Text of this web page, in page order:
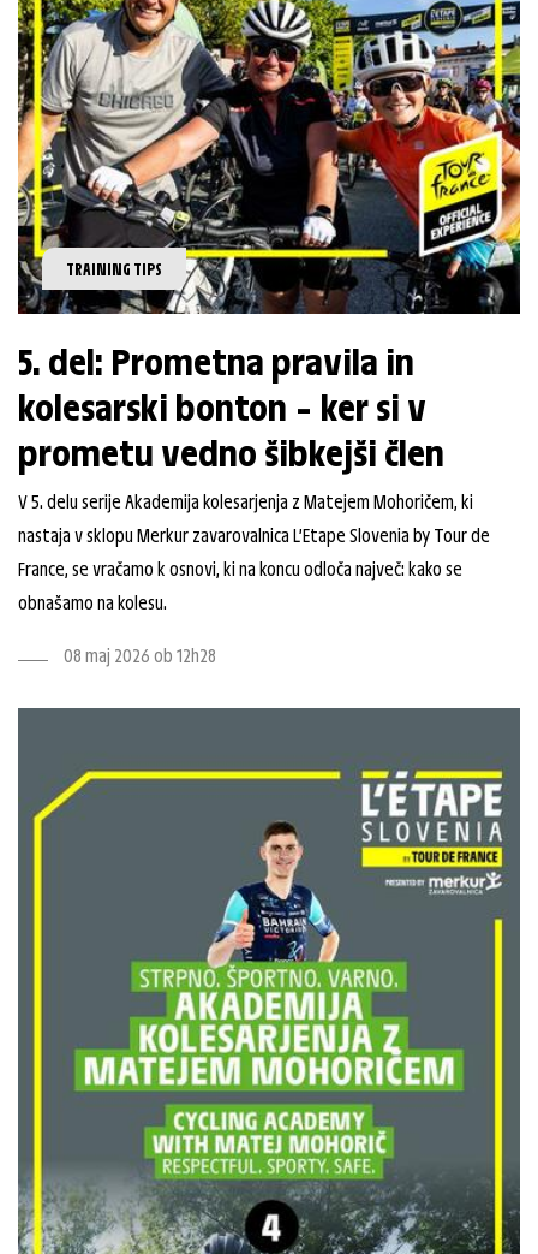
TRAINING TIPS
5. del: Prometna pravila in
kolesarski bonton – ker si v
prometu vedno šibkejši člen
V 5. delu serije Akademija kolesarjenja z Matejem Mohoričem, ki
nastaja v sklopu Merkur zavarovalnica L’Etape Slovenia by Tour de
France, se vračamo k osnovi, ki na koncu odloča največ: kako se
obnašamo na kolesu.
08 maj 2026 ob 12h28